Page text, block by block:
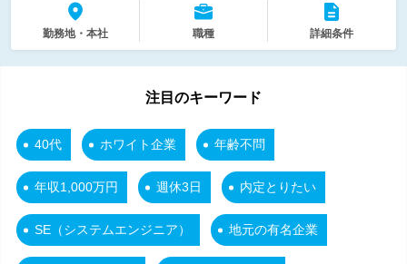
勤務地・本社 職種 詳細条件
注目のキーワード
40代 ホワイト企業 年齢不問
年収1,000万円 週休3日 内定とりたい
SE（システムエンジニア） 地元の有名企業